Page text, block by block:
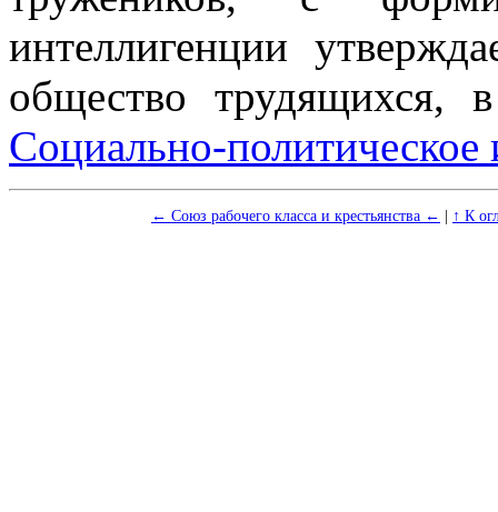
интеллигенции
общество
Социально-политическое
← Союз рабочего класса и крестьянства ← | ↑ К